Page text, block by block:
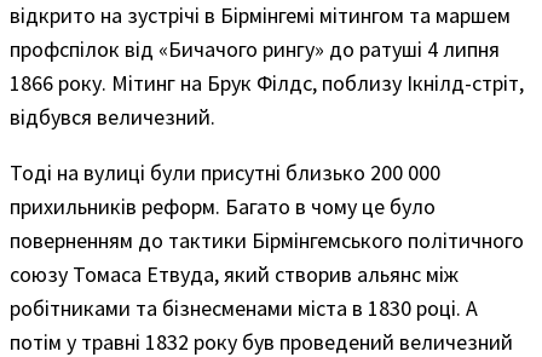
відкрито на зустрічі в Бірмінгемі мітингом та маршем
профспілок від «Бичачого рингу» до ратуші 4 липня
1866 року. Мітинг на Брук Філдс, поблизу Ікнілд-стріт,
відбувся величезний.
Тоді на вулиці були присутні близько 200 000
прихильників реформ. Багато в чому це було
поверненням до тактики Бірмінгемського політичного
союзу Томаса Етвуда, який створив альянс між
робітниками та бізнесменами міста в 1830 році. А
потім у травні 1832 року був проведений величезний